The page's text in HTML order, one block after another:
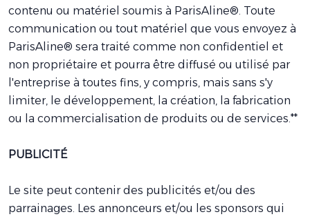
contenu ou matériel soumis à ParisAline®. Toute
communication ou tout matériel que vous envoyez à
ParisAline® sera traité comme non confidentiel et
non propriétaire et pourra être diffusé ou utilisé par
l'entreprise à toutes fins, y compris, mais sans s'y
limiter, le développement, la création, la fabrication
ou la commercialisation de produits ou de services.**
PUBLICITÉ
Le site peut contenir des publicités et/ou des
parrainages. Les annonceurs et/ou les sponsors qui